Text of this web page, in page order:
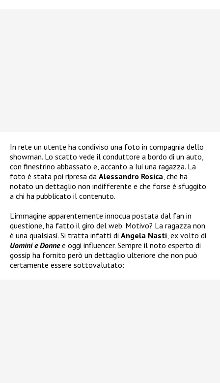
In rete un utente ha condiviso una foto in compagnia dello
showman. Lo scatto vede il conduttore a bordo di un auto,
con finestrino abbassato e, accanto a lui una ragazza. La
foto è stata poi ripresa da Alessandro Rosica, che ha
notato un dettaglio non indifferente e che forse è sfuggito
a chi ha pubblicato il contenuto.
L’immagine apparentemente innocua postata dal fan in
questione, ha fatto il giro del web. Motivo? La ragazza non
è una qualsiasi. Si tratta infatti di Angela Nasti, ex volto di
Uomini e Donnee oggi influencer. Sempre il noto esperto di
gossip ha fornito però un dettaglio ulteriore che non può
certamente essere sottovalutato: